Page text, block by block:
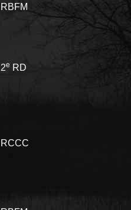
RBFM
2e RD
RCCC